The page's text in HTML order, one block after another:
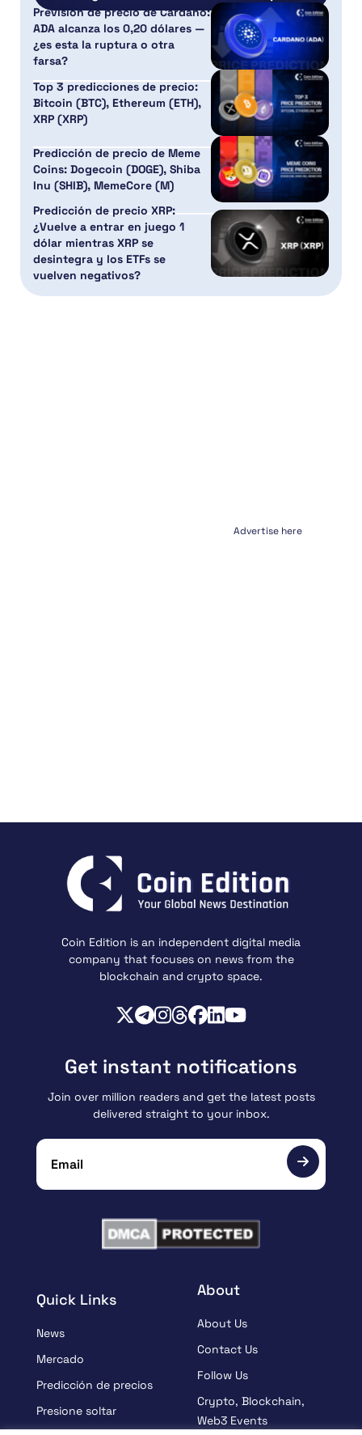
Previsión de precio de Cardano:
ADA alcanza los 0,20 dólares —
¿es esta la ruptura o otra
farsa?
Top 3 predicciones de precio:
Bitcoin (BTC), Ethereum (ETH),
XRP (XRP)
Predicción de precio de Meme
Coins: Dogecoin (DOGE), Shiba
Inu (SHIB), MemeCore (M)
Predicción de precio XRP:
¿Vuelve a entrar en juego 1
dólar mientras XRP se
desintegra y los ETFs se
vuelven negativos?
Advertise here
Coin Edition is an independent digital media
company that focuses on news from the
blockchain and crypto space.
Quick Links
News
Mercado
Predicción de precios
Presione soltar
About
About Us
Contact Us
Follow Us
Crypto, Blockchain,
Web3 Events
Get instant notifications
Join over million readers and get the latest posts
delivered straight to your inbox.